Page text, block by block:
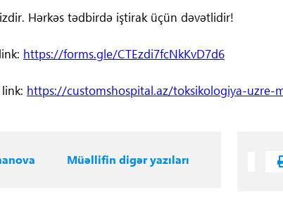
Hərkəs tədbirdə iştirak üçün dəvətlidir!
https://forms.gle/CTEzdi7fcNkKvD7d6
https://customshospital.az/toksikologiya-uzre-
Müəllifin digər yazıları